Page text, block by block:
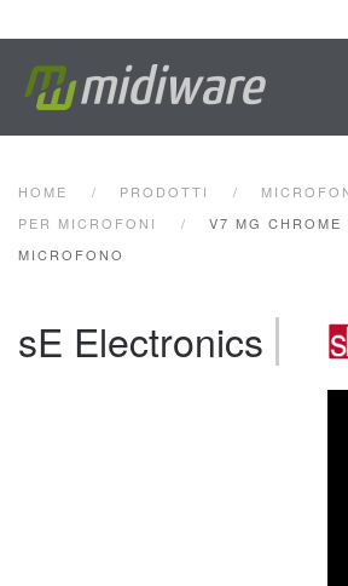
HOME PRODOTTI
PER MICROFONI
V7 MG CHROME
MICROFONO
sE Electronics